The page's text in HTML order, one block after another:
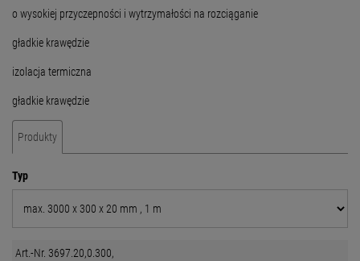
o wysokiej przyczepności i wytrzymałości na rozciąganie
gładkie krawędzie
izolacja termiczna
gładkie krawędzie
Produkty
Typ
Art.-Nr. 3697.20,0.300,